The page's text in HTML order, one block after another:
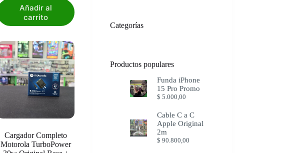
Añadir al
carrito
Cargador Completo
Motorola TurboPower
Categorías
Productos populares
Funda iPhone
15 Pro Promo
$ 5.000,00
Cable C a C
Apple Original
2m
$ 90.800,00